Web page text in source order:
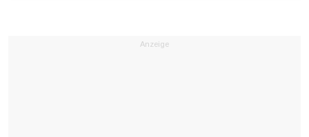
Anzeige